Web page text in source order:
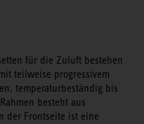
für die Zuluft bestehen
teilweise progressivem
temperaturbeständig bis
besteht aus
der Frontseite ist eine